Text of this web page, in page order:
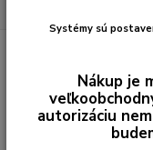
POS systémy
POS
4/128GB,
Systémy sú
Nákup je
autorizáciu